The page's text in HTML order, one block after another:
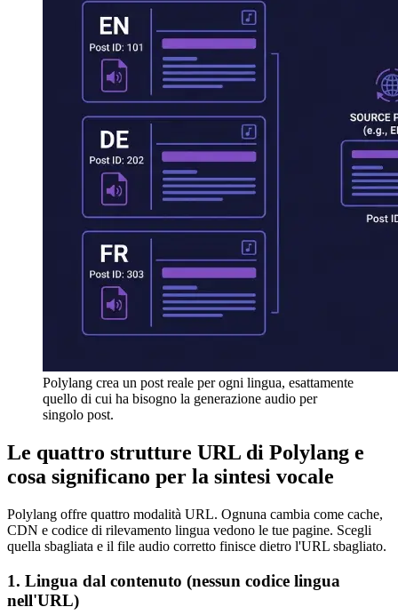
Polylang crea un post reale per ogni lingua, esattamente
quello di cui ha bisogno la generazione audio per
singolo post.
Le quattro strutture URL di Polylang e
cosa significano per la sintesi vocale
Polylang offre quattro modalità URL. Ognuna cambia come cache,
CDN e codice di rilevamento lingua vedono le tue pagine. Scegli
quella sbagliata e il file audio corretto finisce dietro l'URL sbagliato.
1. Lingua dal contenuto (nessun codice lingua
nell'URL)